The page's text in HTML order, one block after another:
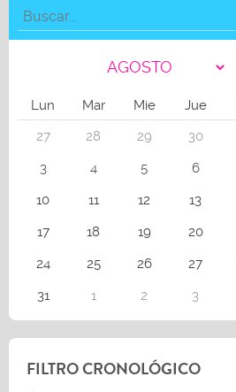
Lun Mar Mie Jue
27
28 29 30
3
4 5 6
10
11 12 13
17
18 19 20
24
25 26 27
31
1 2 3
FILTRO CRONOLÓGICO